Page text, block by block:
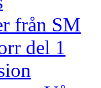
från SM
del 1